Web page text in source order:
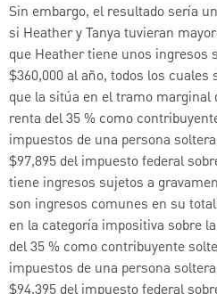
Sin embargo, el resultado sería
si Heather y Tanya tuvieran
que Heather tiene unos ingresos
$360,000 al año, todos los
que la sitúa en el tramo
renta del 35 % como
impuestos de una persona
$97,895 del impuesto federal
tiene ingresos sujetos a
son ingresos comunes en su
en la categoría impositiva sobre
del 35 % como contribuyente
impuestos de una persona